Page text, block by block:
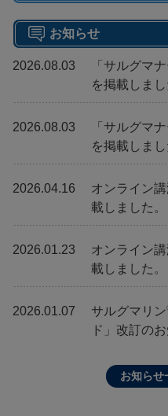
お知らせ
2026.08.03
「サルグマ
を掲載しまし
2026.08.03
「サルグマ
を掲載しまし
2026.04.16
オンライン
載しました。
2026.01.23
オンライン
載しました。
2026.01.07 サルグマリン
ド」改訂の
お知らせ